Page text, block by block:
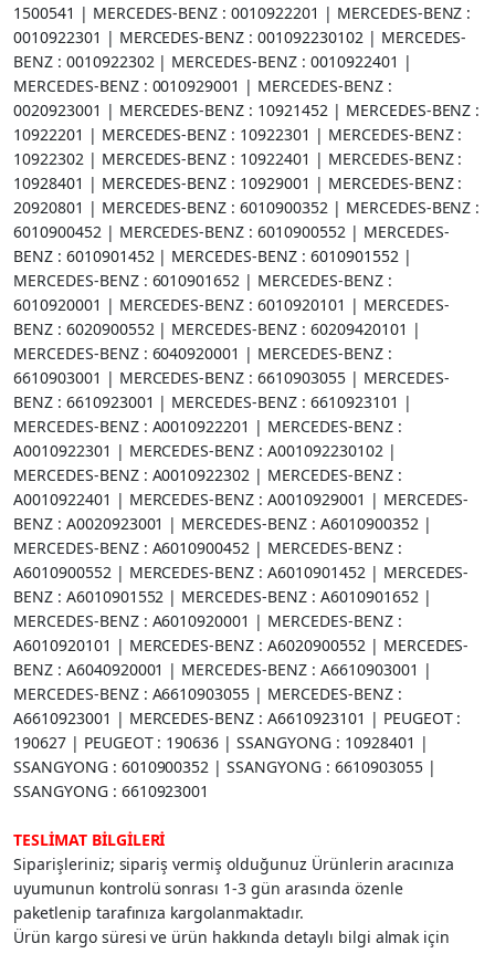
1500541 | MERCEDES-BENZ : 0010922201 | MERCEDES-BENZ :
0010922301 | MERCEDES-BENZ : 001092230102 | MERCEDES-
BENZ : 0010922302 | MERCEDES-BENZ : 0010922401 |
MERCEDES-BENZ : 0010929001 | MERCEDES-BENZ :
0020923001 | MERCEDES-BENZ : 10921452 | MERCEDES-BENZ :
10922201 | MERCEDES-BENZ : 10922301 | MERCEDES-BENZ :
10922302 | MERCEDES-BENZ : 10922401 | MERCEDES-BENZ :
10928401 | MERCEDES-BENZ : 10929001 | MERCEDES-BENZ :
20920801 | MERCEDES-BENZ : 6010900352 | MERCEDES-BENZ :
6010900452 | MERCEDES-BENZ : 6010900552 | MERCEDES-
BENZ : 6010901452 | MERCEDES-BENZ : 6010901552 |
MERCEDES-BENZ : 6010901652 | MERCEDES-BENZ :
6010920001 | MERCEDES-BENZ : 6010920101 | MERCEDES-
BENZ : 6020900552 | MERCEDES-BENZ : 60209420101 |
MERCEDES-BENZ : 6040920001 | MERCEDES-BENZ :
6610903001 | MERCEDES-BENZ : 6610903055 | MERCEDES-
BENZ : 6610923001 | MERCEDES-BENZ : 6610923101 |
MERCEDES-BENZ : A0010922201 | MERCEDES-BENZ :
A0010922301 | MERCEDES-BENZ : A001092230102 |
MERCEDES-BENZ : A0010922302 | MERCEDES-BENZ :
A0010922401 | MERCEDES-BENZ : A0010929001 | MERCEDES-
BENZ : A0020923001 | MERCEDES-BENZ : A6010900352 |
MERCEDES-BENZ : A6010900452 | MERCEDES-BENZ :
A6010900552 | MERCEDES-BENZ : A6010901452 | MERCEDES-
BENZ : A6010901552 | MERCEDES-BENZ : A6010901652 |
MERCEDES-BENZ : A6010920001 | MERCEDES-BENZ :
A6010920101 | MERCEDES-BENZ : A6020900552 | MERCEDES-
BENZ : A6040920001 | MERCEDES-BENZ : A6610903001 |
MERCEDES-BENZ : A6610903055 | MERCEDES-BENZ :
A6610923001 | MERCEDES-BENZ : A6610923101 | PEUGEOT :
190627 | PEUGEOT : 190636 | SSANGYONG : 10928401 |
SSANGYONG : 6010900352 | SSANGYONG : 6610903055 |
SSANGYONG : 6610923001
TESLİMAT BİLGİLERİ
Siparişleriniz; sipariş vermiş olduğunuz Ürünlerin aracınıza
uyumunun kontrolü sonrası 1-3 gün arasında özenle
paketlenip tarafınıza kargolanmaktadır.
Ürün kargo süresi ve ürün hakkında detaylı bilgi almak için